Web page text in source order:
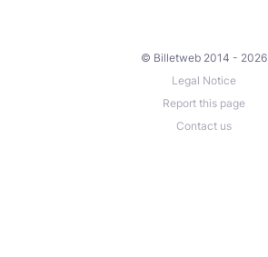
© Billetweb 2014 - 2026
Legal Notice
Report this page
Contact us